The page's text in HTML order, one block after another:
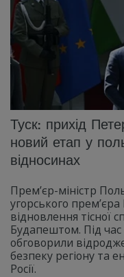
Туск: прихід
новий етап у
відносинах
Прем’єр-міністр
угорського
відновлення тісної
Будапештом. Під час
обговорили
безпеку регіону та
Росії.